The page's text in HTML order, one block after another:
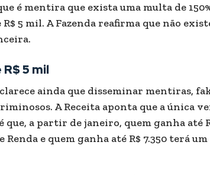
é mentira que exista uma multa de
R$ 5 mil. A Fazenda reafirma que não
5 mil
ainda que disseminar mentiras,
A Receita aponta que a única
que, a partir de janeiro, quem ganha até
e quem ganha até R$ 7.350 terá